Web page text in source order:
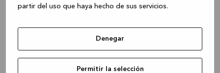
partir del uso que haya hecho de sus servicios.
Denegar
Permitir la selección
Application error: a client-side exception has occurred